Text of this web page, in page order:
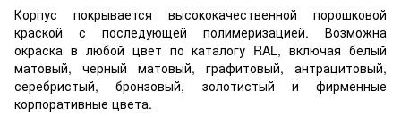
Корпус покрывается высококачественной порошковой
краской с последующей полимеризацией. Возможна
окраска в любой цвет по каталогу RAL, включая белый
матовый, черный матовый, графитовый, антрацитовый,
серебристый, бронзовый, золотистый и фирменные
корпоративные цвета.